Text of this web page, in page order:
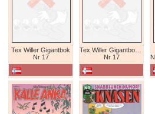
Tex Willer Gigantbok
Nr 17
Nr 17